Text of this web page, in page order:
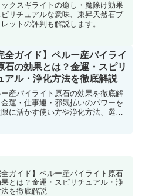
ックスギライトの癒し・魔除け効果
リチュアルな意味、東昇天然石ブ
レットの評判も解説します。
全ガイド】ペルー産パイライ
石の効果とは？金運・スピリ
アル・浄化方法を徹底解説
産パイライト原石の効果を徹底解
運・仕事運・邪気払いのパワーを
に活かす使い方や浄化方法、選び
全ガイド】ペルー産パイライト原石
とは？金運・スピリチュアル・浄
を徹底解説